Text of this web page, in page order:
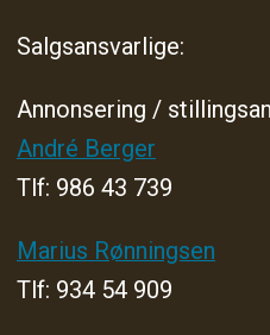
Salgsansvarlige:
Annonsering /
André Berger
Tlf: 986 43 739
Marius Rønningsen
Tlf: 934 54 909